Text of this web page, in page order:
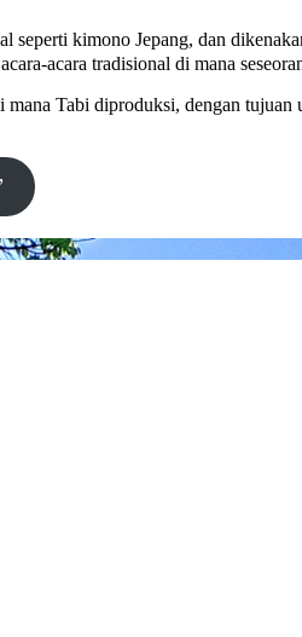
kimono Jepang, dan
acara tradisional di mana
Tabi diproduksi, dengan tujuan